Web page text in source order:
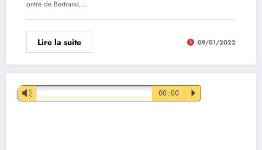
ontre de Bertrand,…
Lire la suite 09/01/2022
Lecteur
audio
Vm 00:00 P